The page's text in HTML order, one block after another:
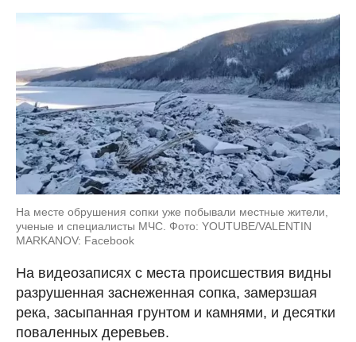
На месте обрушения сопки уже побывали местные жители,
ученые и специалисты МЧС. Фото: YOUTUBE/VALENTIN
MARKANOV: Facebook
На видеозаписях с места происшествия видны
разрушенная заснеженная сопка, замерзшая
река, засыпанная грунтом и камнями, и десятки
поваленных деревьев.